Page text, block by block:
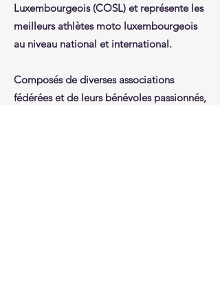
Luxembourgeois (COSL) et représente les
meilleurs athlètes moto luxembourgeois
au niveau national et international.
Composés de diverses associations
fédérées et de leurs bénévoles passionnés,